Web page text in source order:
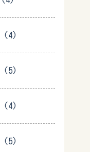
(4)
(5)
(4)
(5)